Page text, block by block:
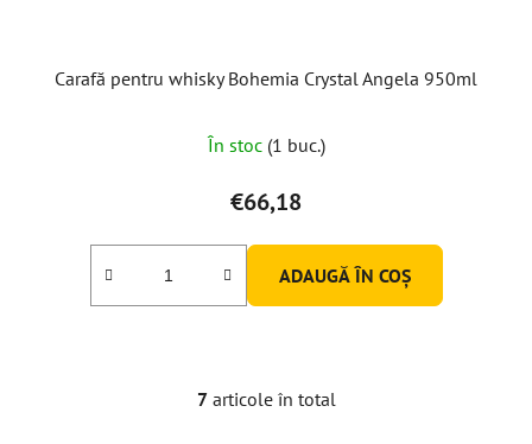
Carafă pentru whisky Bohemia Crystal Angela 950ml
În stoc (1 buc.)
€66,18
ADAUGĂ ÎN COŞ
C
7articole în total